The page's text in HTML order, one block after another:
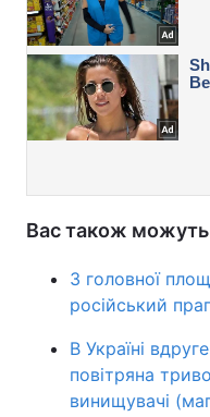
Вас також можуть
З головної
російський
В Україні
повітряна
винищувачі